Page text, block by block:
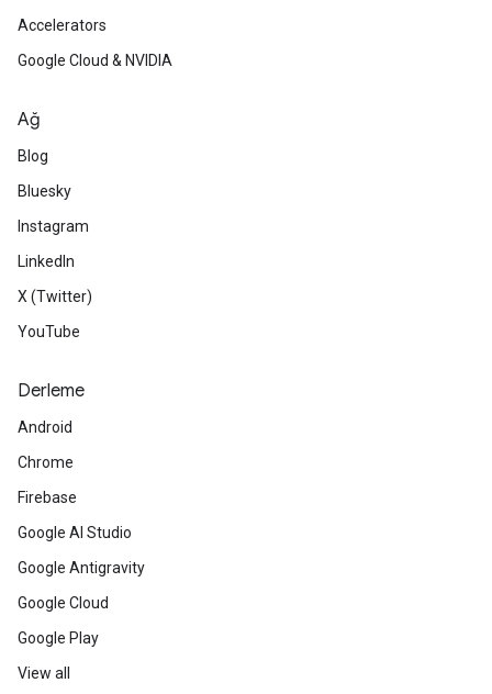
Accelerators
Google Cloud & NVIDIA
Ağ
Blog
Bluesky
Instagram
LinkedIn
X (Twitter)
YouTube
Derleme
Android
Chrome
Firebase
Google AI Studio
Google Antigravity
Google Cloud
Google Play
View all